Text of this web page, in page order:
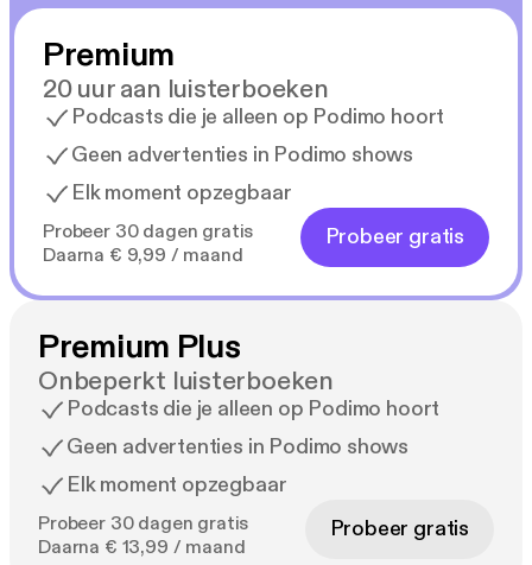
Premium
20 uur aan luisterboeken
Podcasts die je alleen op Podimo hoort
Geen advertenties in Podimo shows
Elk moment opzegbaar
Probeer 30 dagen gratis
Daarna € 9,99 / maand
Probeer gratis
Premium Plus
Onbeperkt luisterboeken
Podcasts die je alleen op Podimo hoort
Geen advertenties in Podimo shows
Elk moment opzegbaar
Probeer 30 dagen gratis
Daarna € 13,99 / maand
Probeer gratis